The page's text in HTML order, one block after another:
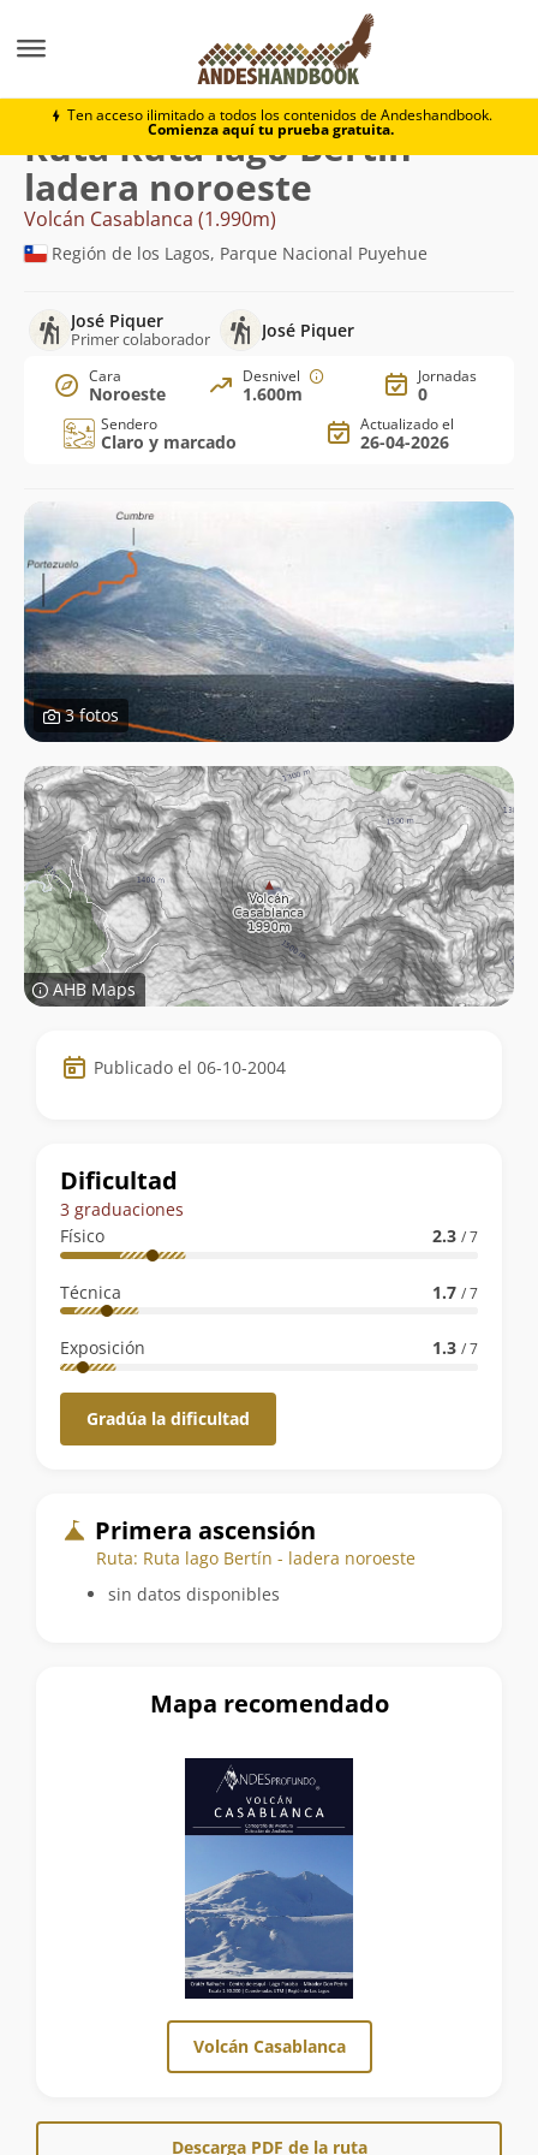
Ten acceso ilimitado a todos los contenidos de Andeshandbook.
Comienza aquí tu prueba gratuita.
Volcán Casablanca Ruta lago Bertín -
Ruta Ruta lago Bertín -
ladera noroeste
Volcán Casablanca (1.990m)
Región de los Lagos, Parque Nacional Puyehue
José Piquer
Primer colaborador José Piquer
Cara
Noroeste
Desnivel
1.600m
Jornadas
0
Sendero
Claro y marcado
Actualizado el
26-04-2026
3 fotos
AHB Maps
Datos
de
ruta
Publicado el 06-10-2004
Dificultad
3 graduaciones
Físico
2.3 / 7
Técnica 1.7 / 7
Exposición 1.3 / 7
Gradúa la dificultad
Primera ascensión
Ruta: Ruta lago Bertín - ladera noroeste
sin datos disponibles
Mapa recomendado
Volcán Casablanca
Descarga PDF de la ruta